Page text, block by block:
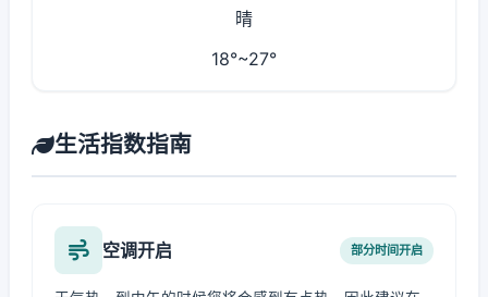
晴
18°~27°
生活指数指南
空调开启 部分时间开启